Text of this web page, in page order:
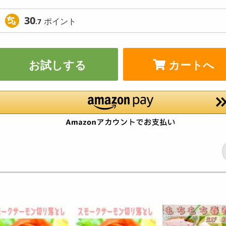
30.7 ポイント
お試しする カートへ